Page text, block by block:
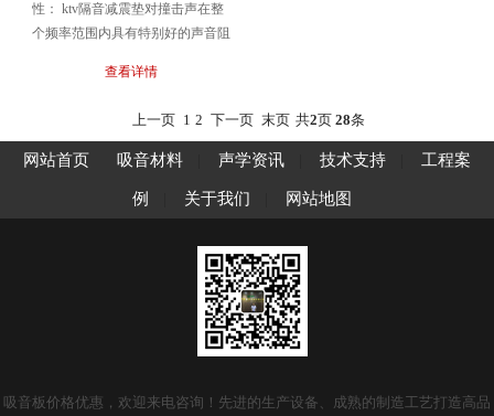
性： ktv隔音减震垫对撞击声在整
个频率范围内具有特别好的声音阻
查看详情
上一页 1 2 下一页 末页 共2页 28条
网站首页 吸音材料 声学资讯 技术支持 工程案
例 关于我们 网站地图
吸音板价格优惠，欢迎来电咨询！先进的生产设备、成熟的制造工艺打造高品